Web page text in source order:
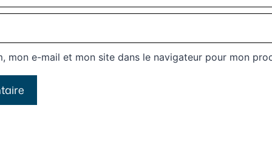
mon e-mail et mon site dans le navigateur pour mon